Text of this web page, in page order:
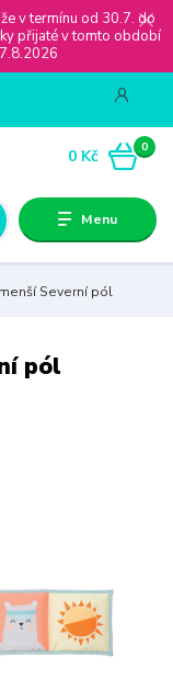
v termínu od 30.7. do
přijaté v tomto období
Menu
0
0 Kč
Severní pól
pól